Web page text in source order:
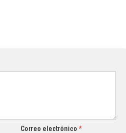
Correo electrónico*